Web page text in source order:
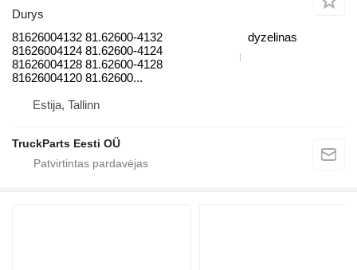
Durys
81626004132 81.62600-4132
81626004124 81.62600-4124
81626004128 81.62600-4128
81626004120 81.62600...
dyzelinas
Estija, Tallinn
TruckParts Eesti OÜ